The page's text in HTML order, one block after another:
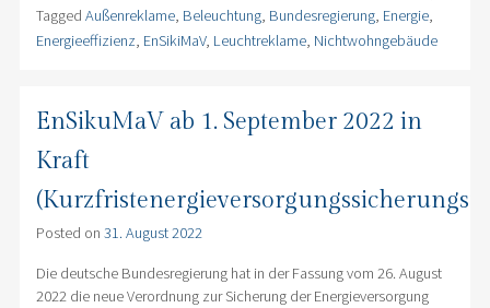
Tagged Außenreklame, Beleuchtung, Bundesregierung, Energie,
Energieeffizienz, EnSikiMaV, Leuchtreklame, Nichtwohngebäude
EnSikuMaV ab 1. September 2022 in
Kraft
Posted on 31. August 2022
Die deutsche Bundesregierung hat in der Fassung vom 26. August
2022 die neue Verordnung zur Sicherung der Energieversorgung